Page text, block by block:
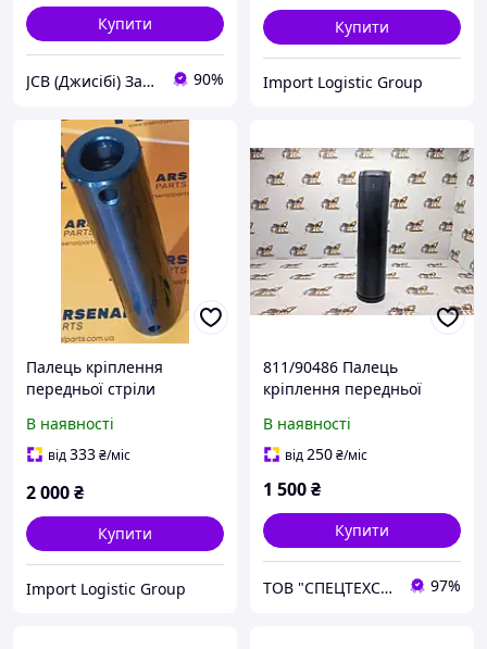
Купити
JCB (Джисібі) Запчастини - Сервіс - Ремонт спецтехніки 90%
Купити
Import Logistic Group
Палець кріплення
передньої стріли
811/90486>>811/90214>>3
33/T9119
В наявності
від333₴/міс
2 000₴
Купити
Import Logistic Group
811/90486 Палець
кріплення передньої
4CX
В наявності
від250₴/міс
1 500₴
Купити
ТОВ "СПЕЦТЕХСЕРВИС+" 97%